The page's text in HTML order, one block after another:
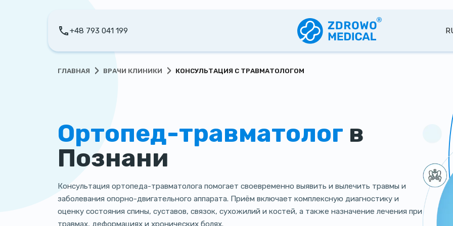
+48 793 041 199
ГЛАВНАЯ › ВРАЧИ КЛИНИКИ › КОНСУЛЬТАЦИЯ C ТРАВМАТОЛОГОМ
Ортопед-травматолог в
Познани
Консультация ортопеда-травматолога помогает своевременно выявить и вылечить травмы и
заболевания опорно-двигательного аппарата. Приём включает комплексную диагностику и
оценку состояния спины, суставов, связок, сухожилий и костей, а также назначение лечения при
травмах, деформациях и хронических болях.